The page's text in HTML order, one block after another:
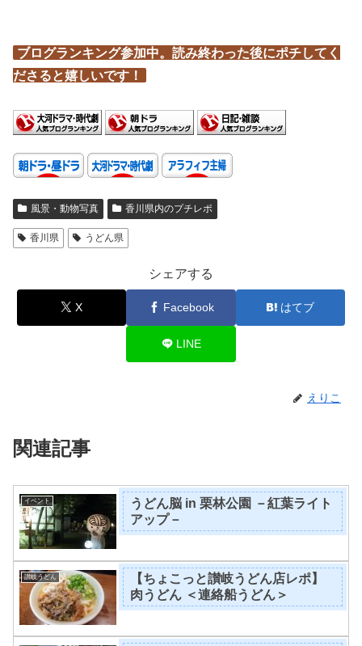
ブログランキング参加中。読み終わった後にポチしてく
ださると嬉しいです！
風景・動物写真 香川県内のプチレポ
香川県 うどん県
シェアする
X Facebook はてブ
LINE
えりこ
関連記事
イベント
うどん脳 in 栗林公園 －紅葉ライト
アップ－
讃岐うどん
【ちょこっと讃岐うどん店レポ】
肉うどん ＜連絡船うどん＞